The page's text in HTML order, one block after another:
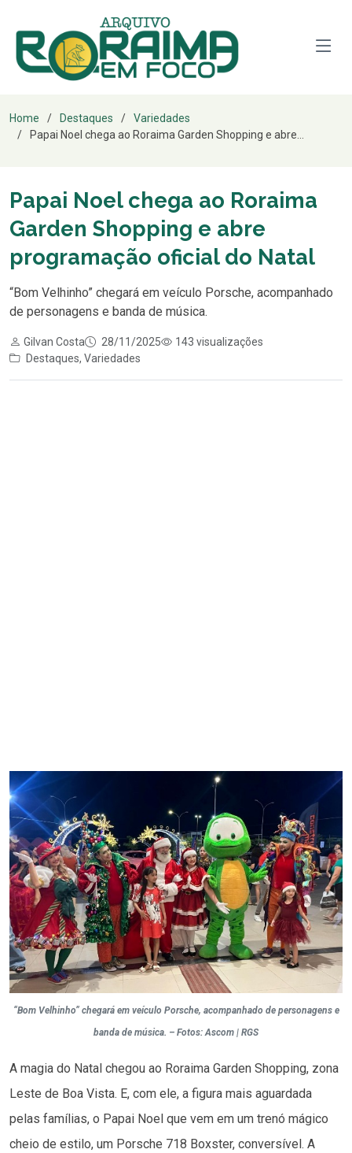
Home Destaques
Variedades
Papai Noel chega ao Roraima Garden Shopping e abre...
Papai Noel chega ao Roraima
Garden Shopping e abre
programação oficial do Natal
“Bom Velhinho” chegará em veículo Porsche, acompanhado
de personagens e banda de música.
Gilvan Costa 28/11/2025
143 visualizações
Destaques, Variedades
“Bom Velhinho” chegará em veículo Porsche, acompanhado de personagens e
banda de música. – Fotos: Ascom | RGS
A magia do Natal chegou ao Roraima Garden Shopping, zona
Leste de Boa Vista. E, com ele, a figura mais aguardada
pelas famílias, o Papai Noel que vem em um trenó mágico
cheio de estilo, um Porsche 718 Boxster, conversível. A